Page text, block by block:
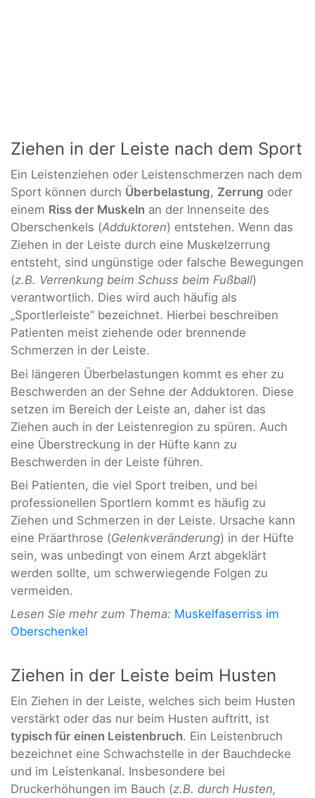
Ziehen in der Leiste nach dem Sport
Ein Leistenziehen oder Leistenschmerzen nach dem
Sport können durch Überbelastung, Zerrung oder
einem Riss der Muskeln an der Innenseite des
Oberschenkels (Adduktoren) entstehen. Wenn das
Ziehen in der Leiste durch eine Muskelzerrung
entsteht, sind ungünstige oder falsche Bewegungen
(z.B. Verrenkung beim Schuss beim Fußball)
verantwortlich. Dies wird auch häufig als
„Sportlerleiste“ bezeichnet. Hierbei beschreiben
Patienten meist ziehende oder brennende
Schmerzen in der Leiste.
Bei längeren Überbelastungen kommt es eher zu
Beschwerden an der Sehne der Adduktoren. Diese
setzen im Bereich der Leiste an, daher ist das
Ziehen auch in der Leistenregion zu spüren. Auch
eine Überstreckung in der Hüfte kann zu
Beschwerden in der Leiste führen.
Bei Patienten, die viel Sport treiben, und bei
professionellen Sportlern kommt es häufig zu
Ziehen und Schmerzen in der Leiste. Ursache kann
eine Präarthrose (Gelenkveränderung) in der Hüfte
sein, was unbedingt von einem Arzt abgeklärt
werden sollte, um schwerwiegende Folgen zu
vermeiden.
Lesen Sie mehr zum Thema: Muskelfaserriss im
Oberschenkel
Ziehen in der Leiste beim Husten
Ein Ziehen in der Leiste, welches sich beim Husten
verstärkt oder das nur beim Husten auftritt, ist
typisch für einen Leistenbruch. Ein Leistenbruch
bezeichnet eine Schwachstelle in der Bauchdecke
und im Leistenkanal. Insbesondere bei
Druckerhöhungen im Bauch (z.B. durch Husten,